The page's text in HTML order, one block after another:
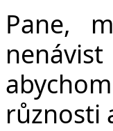
Pane,
různosti